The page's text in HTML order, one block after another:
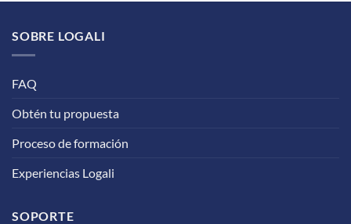
SOBRE LOGALI
FAQ
Obtén tu propuesta
Proceso de formación
Experiencias Logali
SOPORTE